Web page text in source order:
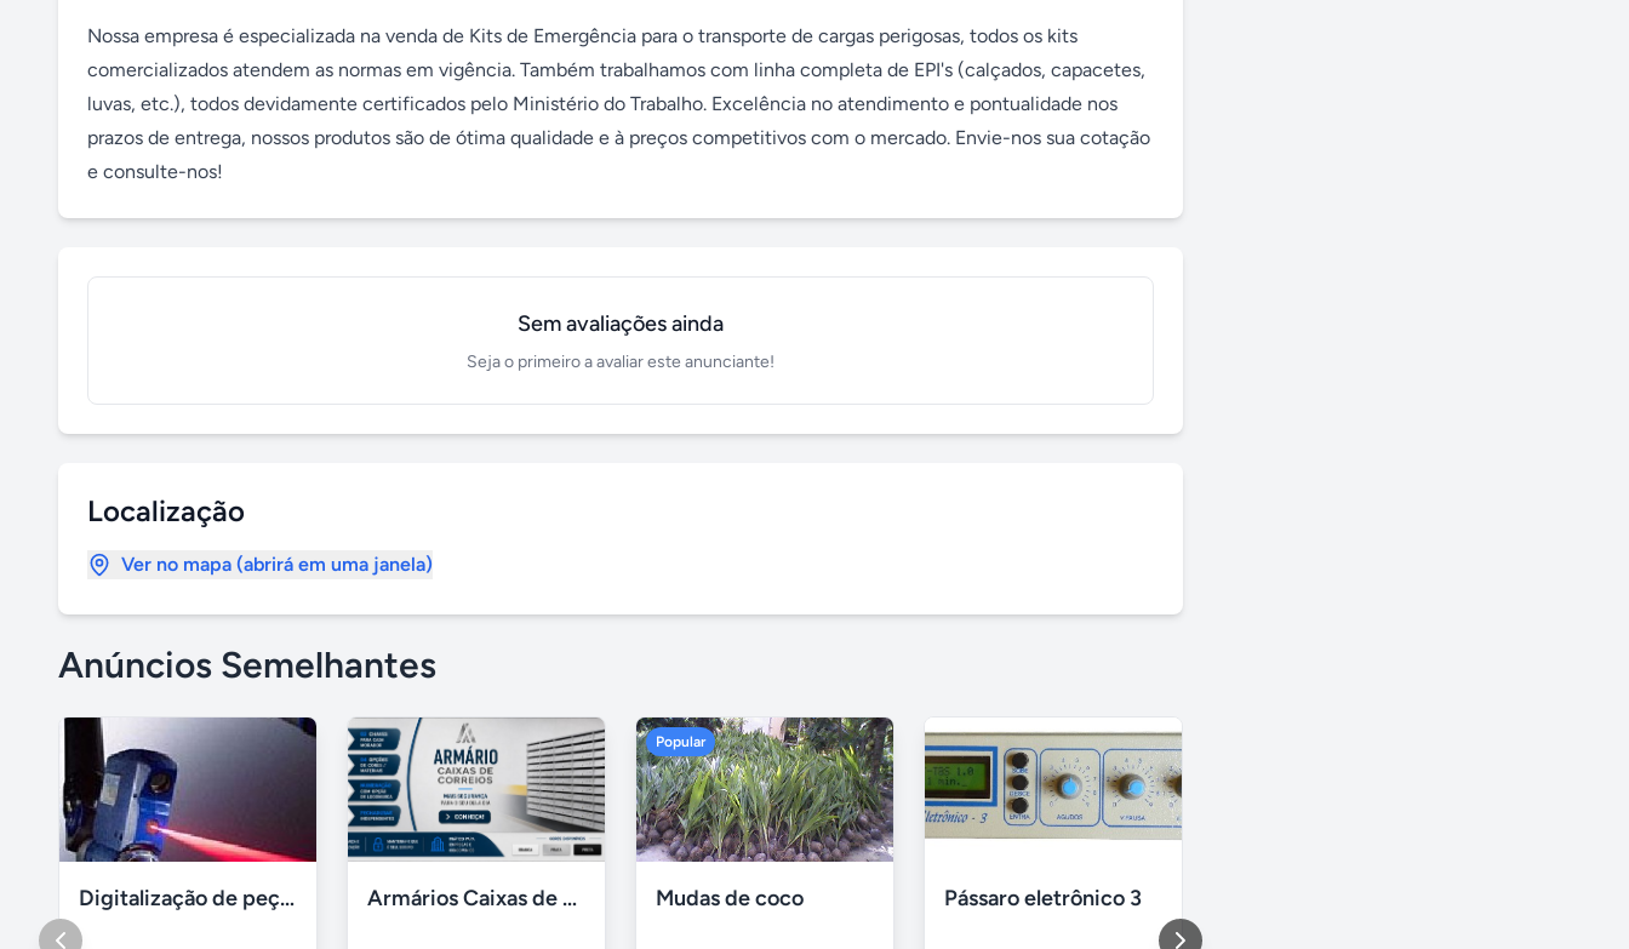
Nossa empresa é especializada na venda de Kits de Emergência para o transporte de cargas perigosas, todos os kits
comercializados atendem as normas em vigência. Também trabalhamos com linha completa de EPI's (calçados, capacetes,
luvas, etc.), todos devidamente certificados pelo Ministério do Trabalho. Excelência no atendimento e pontualidade nos
prazos de entrega, nossos produtos são de ótima qualidade e à preços competitivos com o mercado. Envie-nos sua cotação
e consulte-nos!
Sem avaliações ainda
Seja o primeiro a avaliar este anunciante!
Localização
Ver no mapa (abrirá em uma janela)
Anúncios Semelhantes
Digitalização de peças e produtos / impressão 3D polyworks Armários Caixas de Correio para Condominio - ABC Metal
Popular
Mudas de coco Pássaro eletrônico 3